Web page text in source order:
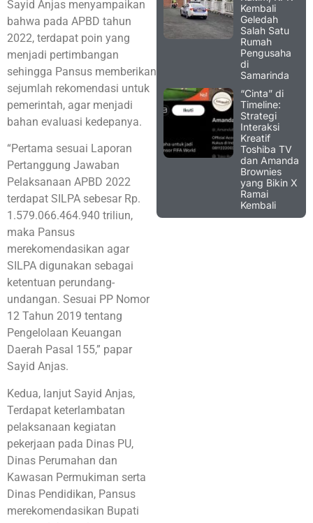
Sayid Anjas menyampaikan
bahwa pada APBD tahun
2022, terdapat poin yang
menjadi pertimbangan
sehingga Pansus memberikan
sejumlah rekomendasi untuk
pemerintah, agar menjadi
bahan evaluasi kedepanya.
“Pertama sesuai Laporan
Pertanggung Jawaban
Pelaksanaan APBD 2022
terdapat SILPA sebesar Rp.
1.579.066.464.940 triliun,
maka Pansus
merekomendasikan agar
SILPA digunakan sebagai
ketentuan perundang-
undangan. Sesuai PP Nomor
12 Tahun 2019 tentang
Pengelolaan Keuangan
Daerah Pasal 155,” papar
Sayid Anjas.
Kedua, lanjut Sayid Anjas,
Terdapat keterlambatan
pelaksanaan kegiatan
pekerjaan pada Dinas PU,
Dinas Perumahan dan
Kawasan Permukiman serta
Dinas Pendidikan, Pansus
merekomendasikan Bupati
Kembali
Geledah
Salah Satu
Rumah
Pengusaha
di
Samarinda
“Cinta” di
Timeline:
Strategi
Interaksi
Kreatif
Toshiba TV
dan Amanda
Brownies
yang Bikin X
Ramai
Kembali